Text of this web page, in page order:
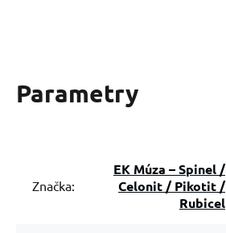
Parametry
Značka:
EK Múza – Spinel /
Celonit / Pikotit /
Rubicel